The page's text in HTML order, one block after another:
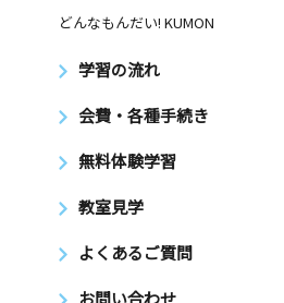
どんなもんだい! KUMON
学習の流れ
会費・各種手続き
無料体験学習
教室見学
よくあるご質問